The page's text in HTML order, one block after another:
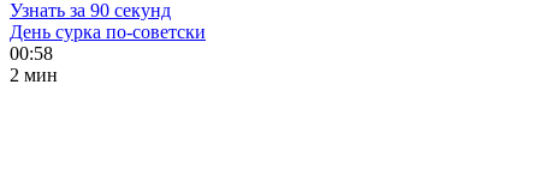
Узнать за 90 секунд
День сурка по-советски
00:58
2 мин